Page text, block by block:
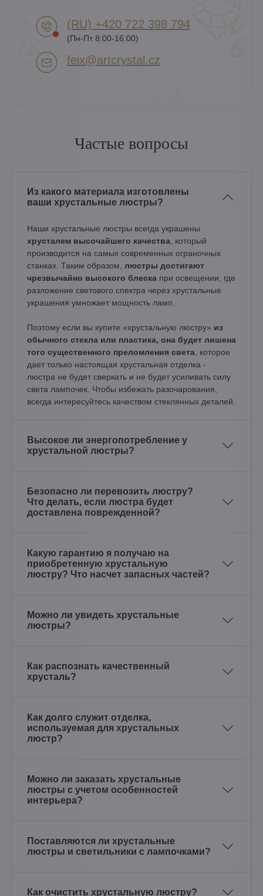
(RU) +420 722 398 794​
(Пн-Пт 8:00-16:00)
feix​@artcrystal​.cz
Частые вопросы
Из какого материала изготовлены
ваши хрустальные люстры?
Наши хрустальные люстры всегда украшены
хрусталем высочайшего качества , который
производится на самых современных ограночных
станках. Таким образом, люстры достигают
чрезвычайно высокого блеска при освещении, где
разложение светового спектра через хрустальные
украшения умножает мощность ламп.
Поэтому если вы купите «хрустальную люстру» из
обычного стекла или пластика, она будет лишена
того существенного преломления света , которое
дает только настоящая хрустальная отделка -
люстра не будет сверкать и не будет усиливать силу
света лампочек. Чтобы избежать разочарования,
всегда интересуйтесь качеством стеклянных деталей.
Высокое ли энергопотребление у
хрустальной люстры?
Безопасно ли перевозить люстру?
Что делать, если люстра будет
доставлена поврежденной?
Какую гарантию я получаю на
приобретенную хрустальную
люстру? Что насчет запасных частей?
Можно ли увидеть хрустальные
люстры?
Как распознать качественный
хрусталь?
Как долго служит отделка,
используемая для хрустальных
люстр?
Можно ли заказать хрустальные
люстры с учетом особенностей
интерьера?
Поставляются ли хрустальные
люстры и светильники с лампочками?
Как очистить хрустальную люстру?